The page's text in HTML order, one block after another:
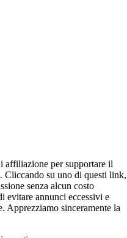
affiliazione per supportare il
Cliccando su uno di questi link,
senza alcun costo
evitare annunci eccessivi e
Apprezziamo sinceramente la